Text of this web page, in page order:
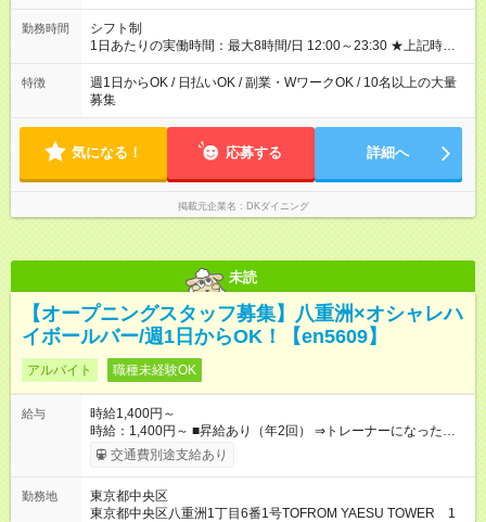
勤務時間
シフト制
1日あたりの実働時間：最大8時間/日 12:00～23:30 ★上記時間
から1日3h～OK ★週1日～OK◎ ※勤務時間の変動の可能性あり
※22時以降勤務は18歳以上(法令による) ■自由シフト制
特徴
週1日からOK / 日払いOK / 副業・WワークOK / 10名以上の大量
募集
気になる！ 応募する 詳細へ
掲載元企業名 DKダイニング
未読
【オープニングスタッフ募集】八重洲×オシャレハ
イボールバー/週1日からOK！【en5609】
アルバイト 職種未経験OK
給与
時給1,400円～
時給：1,400円～ ■昇給あり（年2回） ⇒トレーナーになった
ら… 通常時給+300円！！ ■食事補助あり◎ ■友人紹介制度あ
り ⇒最大3万円支給 ■高校生時給 ⇒通常時給より変更なし ■研修
25％UP↑ 【試用期間】試用期間なし
交通費別途支給あり
勤務地
東京都中央区
東京都中央区八重洲1丁目6番1号TOFROM YAESU TOWER 1